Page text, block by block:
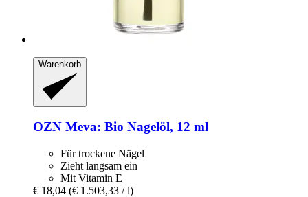
Warenkorb
OZN Meva: Bio Nagelöl, 12 ml
Für trockene Nägel
Zieht langsam ein
Mit Vitamin E
€ 18,04 (€ 1.503,33 / l)